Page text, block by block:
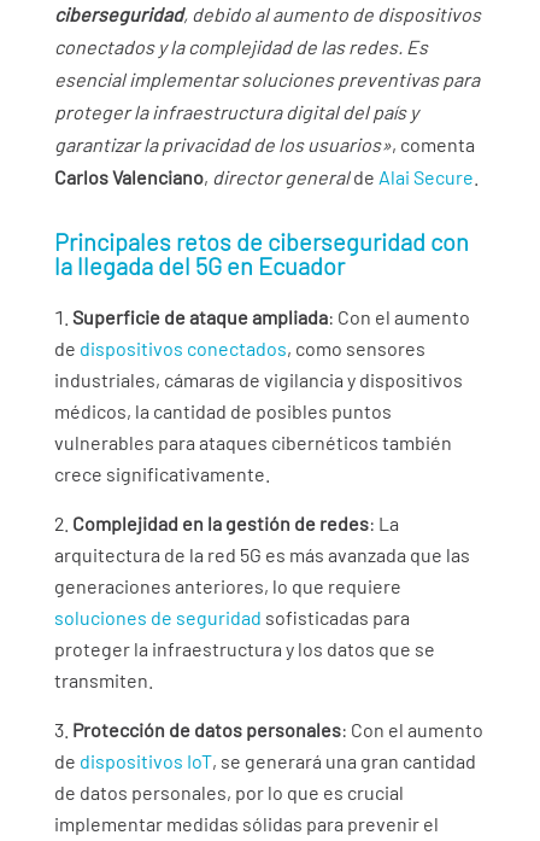
ciberseguridad, debido al aumento de dispositivos
conectados y la complejidad de las redes. Es
esencial implementar soluciones preventivas para
proteger la infraestructura digital del país y
garantizar la privacidad de los usuarios», comenta
Carlos Valenciano, director generalde Alai Secure
Principales retos de ciberseguridad con
la llegada del 5G en Ecuador
Superficie de ataque ampliada: Con el aumento
de dispositivos conectados, como sensores
industriales, cámaras de vigilancia y dispositivos
médicos, la cantidad de posibles puntos
vulnerables para ataques cibernéticos también
crece significativamente.
Complejidad en la gestión de redes: La
arquitectura de la red 5G es más avanzada que las
generaciones anteriores, lo que requiere
soluciones de seguridad sofisticadas para
proteger la infraestructura y los datos que se
transmiten.
Protección de datos personales: Con el aumento
de dispositivos IoT, se generará una gran cantidad
de datos personales, por lo que es crucial
implementar medidas sólidas para prevenir el